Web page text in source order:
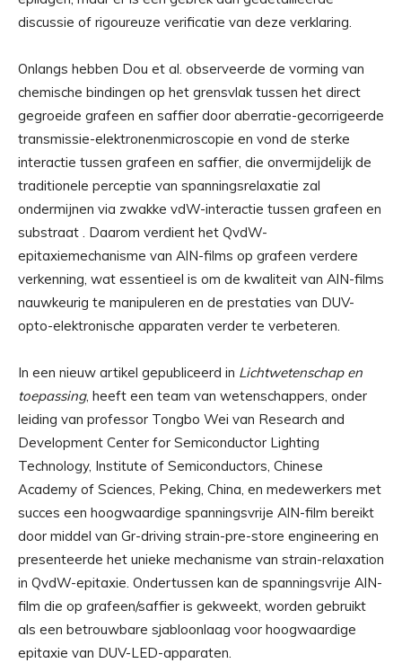
discussie of rigoureuze verificatie van deze verklaring.
Onlangs hebben Dou et al. observeerde de vorming van
chemische bindingen op het grensvlak tussen het direct
gegroeide grafeen en saffier door aberratie-gecorrigeerde
transmissie-elektronenmicroscopie en vond de sterke
interactie tussen grafeen en saffier, die onvermijdelijk de
traditionele perceptie van spanningsrelaxatie zal
ondermijnen via zwakke vdW-interactie tussen grafeen en
substraat . Daarom verdient het QvdW-
epitaxiemechanisme van AlN-films op grafeen verdere
verkenning, wat essentieel is om de kwaliteit van AlN-films
nauwkeurig te manipuleren en de prestaties van DUV-
opto-elektronische apparaten verder te verbeteren.
In een nieuw artikel gepubliceerd in Lichtwetenschap en
toepassing, heeft een team van wetenschappers, onder
leiding van professor Tongbo Wei van Research and
Development Center for Semiconductor Lighting
Technology, Institute of Semiconductors, Chinese
Academy of Sciences, Peking, China, en medewerkers met
succes een hoogwaardige spanningsvrije AlN-film bereikt
door middel van Gr-driving strain-pre-store engineering en
presenteerde het unieke mechanisme van strain-relaxation
in QvdW-epitaxie. Ondertussen kan de spanningsvrije AlN-
film die op grafeen/saffier is gekweekt, worden gebruikt
als een betrouwbare sjabloonlaag voor hoogwaardige
epitaxie van DUV-LED-apparaten.